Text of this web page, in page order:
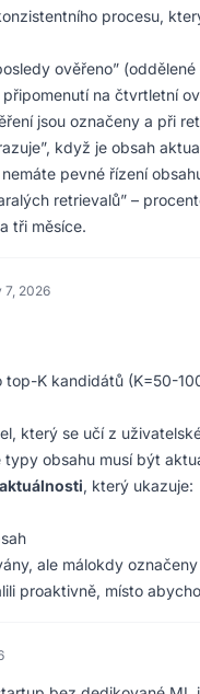
procesu,
ověřeno”
na čtvrtletní
jsou označeny a při
když je obsah
pevné řízení
retrievalů” –
tři měsíce.
7, 2026
top-K kandidátů (K=50-
který se učí z
obsahu musí být
, který ukazuje:
ale málokdy
proaktivně, místo